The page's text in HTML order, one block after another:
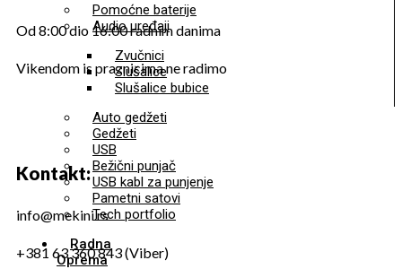
Pomoćne baterije
Audio uređaji
Zvučnici
Slušalice
Slušalice bubice
Auto gedžeti
Gedžeti
USB
Bežični punjač
USB kabl za punjenje
Pametni satovi
Tech portfolio
Radna
Oprema
Od 8:00 dio 16:00 radnim danima
Vikendom is praznicima ne radimo
Kontakt:
info@mekini.rs
+381 63 360 843 (Viber)